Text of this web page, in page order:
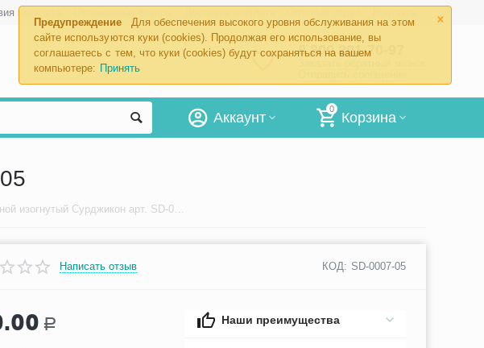
×
Предупреждение
Для обеспечения высокого уровня обслуживания на этом
сайте используются куки (cookies). Продолжая его использование, вы
соглашаетесь с тем, что куки (cookies) будут сохраняться на вашем
компьютере: Принять
возврата
8 800 201-70-97
0
Корзина
Аккаунт
Пинцет зубной изогнутый Сурджикон арт. SD-0007-05
Написать отзыв КОД: SD-0007-05
Р Наши преимущества